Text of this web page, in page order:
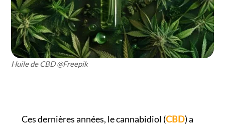
Huile de CBD @Freepik
Ces dernières années, le cannabidiol (CBD) a